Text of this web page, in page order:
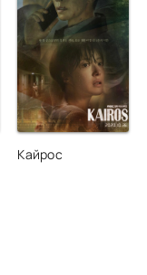
Кайрос